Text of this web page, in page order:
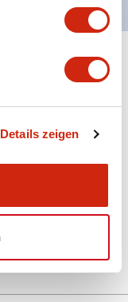
Details zeigen